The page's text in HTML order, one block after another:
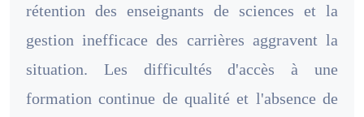
rétention des enseignants de sciences et la
gestion inefficace des carrières aggravent la
situation. Les difficultés d'accès à une
formation continue de qualité et l'absence de